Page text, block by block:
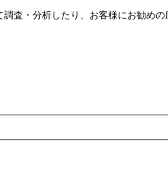
査・分析したり、お客様にお勧め